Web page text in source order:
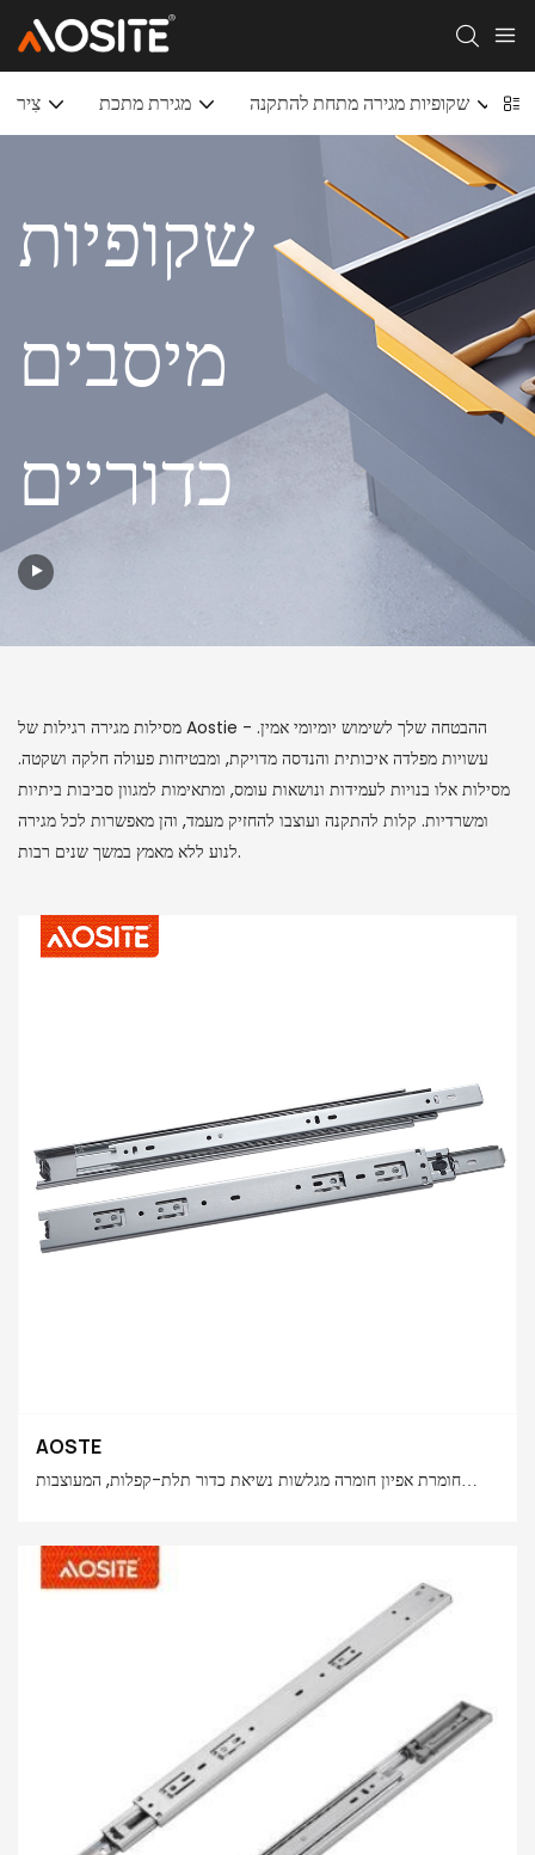
צִיר מגירת מתכת שקופיות מגירה מתחת להתקנה
שקופיות
מיסבים
כדוריים
מסילות מגירה רגילות של Aostie - ההבטחה שלך לשימוש יומיומי אמין.
עשויות מפלדה איכותית והנדסה מדויקת, ומבטיחות פעולה חלקה ושקטה.
מסילות אלו בנויות לעמידות ונושאות עומס, ומתאימות למגוון סביבות ביתיות
ומשרדיות. קלות להתקנה ועוצבו להחזיק מעמד, והן מאפשרות לכל מגירה
לנוע ללא מאמץ במשך שנים רבות.
AOSTE
חומרת אפיון חומרה מגלשות נשיאת כדור תלת-קפלות, המעוצבות
יוצאת דופן, תנועת הזזה חלקה, הפחתת רעש מעולה ועמידות לאורך זמן,
פתרון בצורה מושלמת את הצרות שלך! בחר שקופיות נושאות כדורים